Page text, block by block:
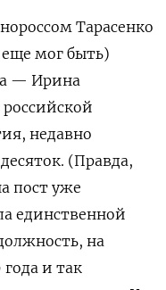
Тарасенко
мог быть)
— Ирина
недавно
(Правда,
пост уже
единственной
на
года и так